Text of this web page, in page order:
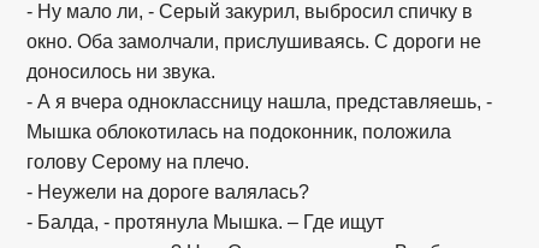
- Ну мало ли, - Серый закурил, выбросил спичку в
окно. Оба замолчали, прислушиваясь. С дороги не
доносилось ни звука.
- А я вчера одноклассницу нашла, представляешь, -
Мышка облокотилась на подоконник, положила
голову Серому на плечо.
- Неужели на дороге валялась?
- Балда, - протянула Мышка. – Где ищут